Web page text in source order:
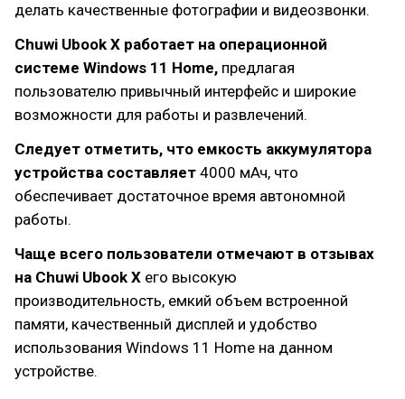
делать качественные фотографии и видеозвонки.
Chuwi Ubook X работает на операционной
системе Windows 11 Home, предлагая
пользователю привычный интерфейс и широкие
возможности для работы и развлечений.
Следует отметить, что емкость аккумулятора
устройства составляет 4000 мАч, что
обеспечивает достаточное время автономной
работы.
Чаще всего пользователи отмечают в отзывах
на Chuwi Ubook X его высокую
производительность, емкий объем встроенной
памяти, качественный дисплей и удобство
использования Windows 11 Home на данном
устройстве.